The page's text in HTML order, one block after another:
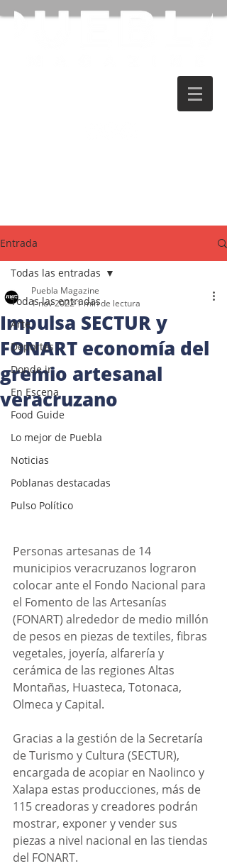
Entrada
Todas las entradas
Arte
Deportes
Donde ir
En Escena
Food Guide
Lo mejor de Puebla
Noticias
Poblanas destacadas
Pulso Político
Todas las entradas
Impulsa SECTUR y
FONART economía del
gremio artesanal
veracruzano
Puebla Magazine
1 nov 20221 min de lectura
Personas artesanas de 14
municipios veracruzanos lograron
colocar ante el Fondo Nacional para
el Fomento de las Artesanías
(FONART) alrededor de medio millón
de pesos en piezas de textiles, fibras
vegetales, joyería, alfarería y
cerámica de las regiones Altas
Montañas, Huasteca, Totonaca,
Olmeca y Capital.
Gracias a la gestión de la Secretaría
de Turismo y Cultura (SECTUR),
encargada de acopiar en Naolinco y
Xalapa estas producciones, más de
115 creadoras y creadores podrán
mostrar, exponer y vender sus
piezas a nivel nacional en las tiendas
del FONART.